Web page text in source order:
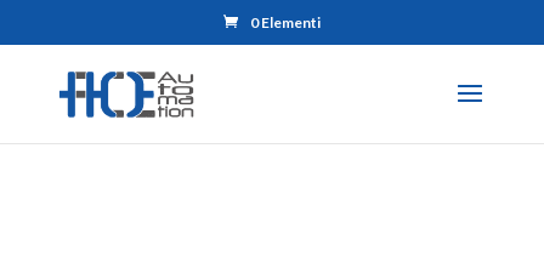
0 Elementi